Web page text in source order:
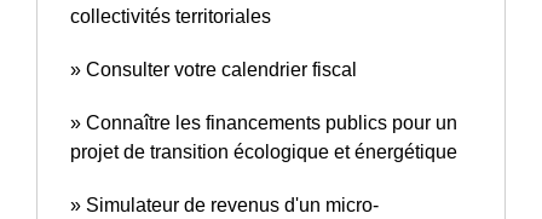
collectivités territoriales
Consulter votre calendrier fiscal
Connaître les financements publics pour un
projet de transition écologique et énergétique
Simulateur de revenus d'un micro-